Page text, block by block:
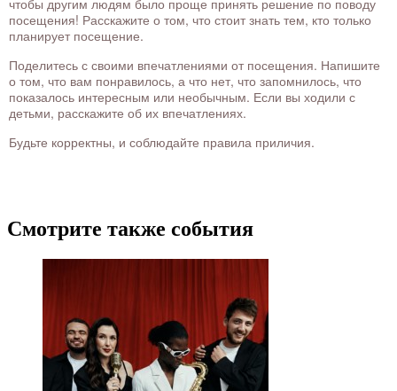
посещения! Расскажите о том, что стоит знать тем, кто только
планирует посещение.
Поделитесь с своими впечатлениями от посещения. Напишите
о том, что вам понравилось, а что нет, что запомнилось, что
показалось интересным или необычным. Если вы ходили с
детьми, расскажите об их впечатлениях.
Будьте корректны, и соблюдайте правила приличия.
Смотрите также события